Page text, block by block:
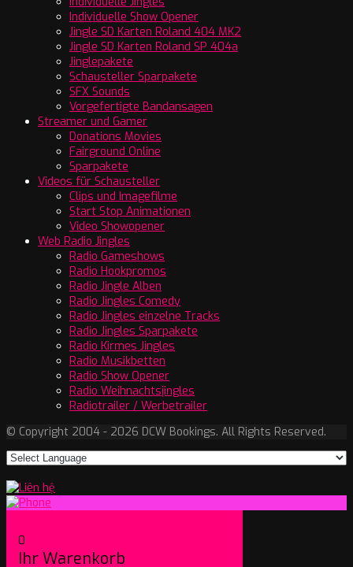
Individuelle Show Opener
Jingle SD Karten Roland 404 MK2
Jingle SD Karten Roland SP 404a
Jinglepakete
Schausteller Sparpakete
SFX Sounds
Vorgefertigte Bandansagen
Streamer und Gamer
Donations Movies
Fairground Online
Sparpakete
Videos für Schausteller
Clips und Imagefilme
Start Stop Animationen
Video Showopener
Web Radio Jingles
Radio Gameshows
Radio Hookpromos
Radio Jingle Alben
Radio Jingles Comedy
Radio Jingles einzelne Tracks
Radio Jingles Sparpakete
Radio Kirmes Jingles
Radio Musikbetten
Radio Show Opener
Radio Weihnachtsjingles
Radiotrailer / Werbetrailer
© Copyright 2004 - 2026 DCW Bookings. All Rights Reserved.
0
Ihr Warenkorb